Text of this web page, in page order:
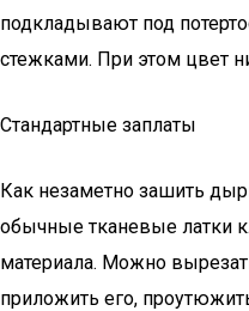
подкладывают под
стежками. При этом цвет
Стандартные заплаты
Как незаметно зашить
обычные тканевые латки
материала. Можно
приложить его,